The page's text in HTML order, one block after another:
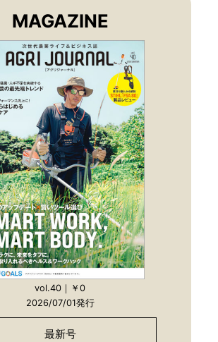
MAGAZINE
vol.40｜￥0
2026/07/01発行
最新号